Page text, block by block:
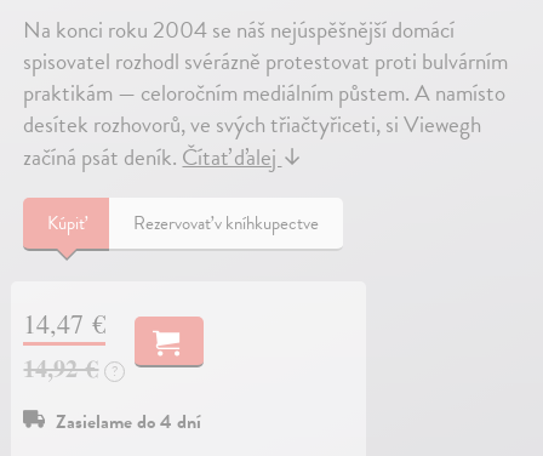
Na konci roku 2004 se náš nejúspěšnější domácí
spisovatel rozhodl svérázně protestovat proti bulvárním
praktikám — celoročním mediálním půstem. A namísto
desítek rozhovorů, ve svých třiačtyřiceti, si Viewegh
začíná psát deník.Čítať ďalej↓
Kúpiť Rezervovať v kníhkupectve
14,47 €
14,92 €
?
Zasielame do 4 dní